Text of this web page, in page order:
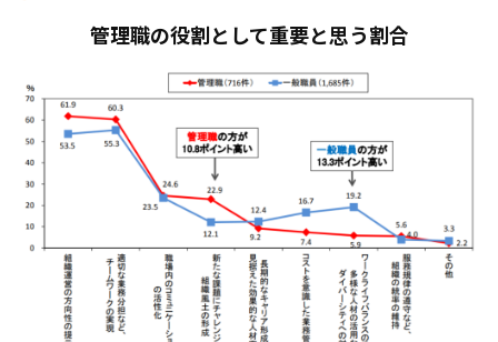
管理職の役割として重要と思う割合